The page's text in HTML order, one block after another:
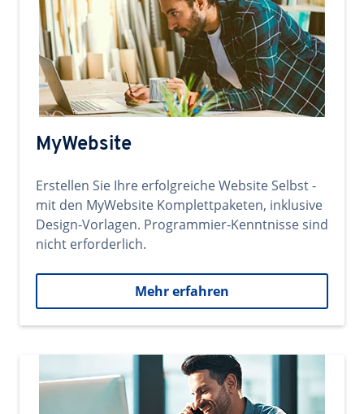
MyWebsite
Erstellen Sie Ihre erfolgreiche Website Selbst -
mit den MyWebsite Komplettpaketen, inklusive
Design-Vorlagen. Programmier-Kenntnisse sind
nicht erforderlich.
Mehr erfahren